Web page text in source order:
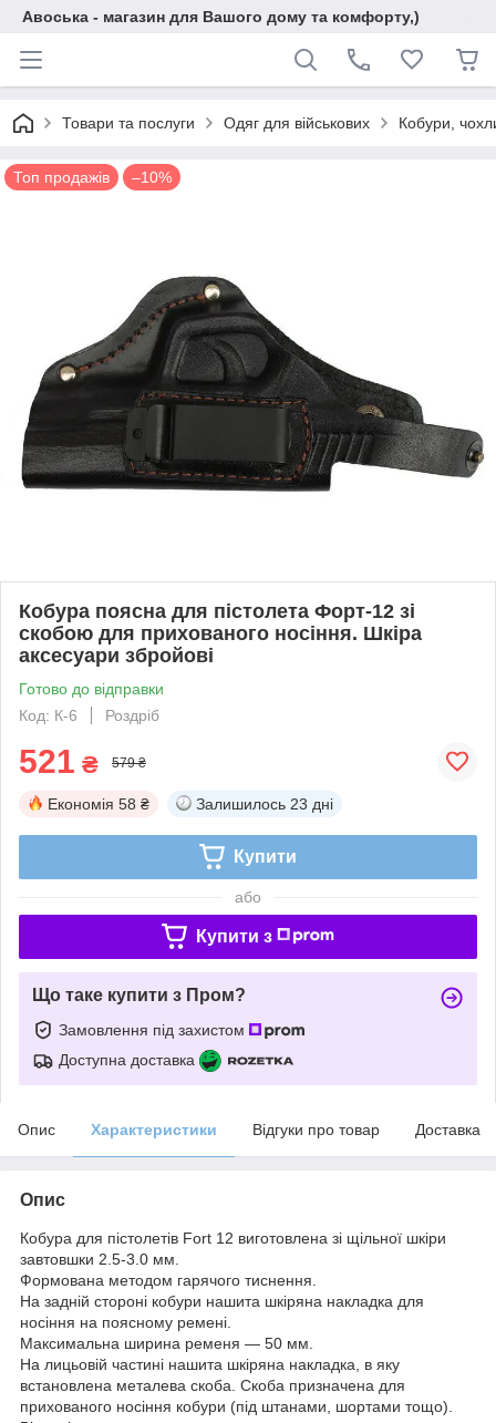
Авоська - магазин для Вашого дому та комфорту,)
Товари та послуги Одяг для військових Кобури,
Топ продажів –10%
Кобура поясна для пістолета Форт-12 зі
скобою для прихованого носіння. Шкіра
аксесуари збройові
Готово до відправки
Код: К-6
Роздріб
521 ₴ 579 ₴
Економія 58 ₴ Залишилось 23 дні
Купити
або
Купити з
Що таке купити з Пром?
Замовлення під захистом
Доступна доставка
Опис Характеристики Відгуки про товар Доставка
Опис
Кобура для пістолетів Fort 12 виготовлена зі щільної шкіри
завтовшки 2.5-3.0 мм.
Формована методом гарячого тиснення.
На задній стороні кобури нашита шкіряна накладка для
носіння на поясному ремені.
Максимальна ширина ременя — 50 мм.
На лицьовій частині нашита шкіряна накладка, в яку
встановлена металева скоба. Скоба призначена для
прихованого носіння кобури (під штанами, шортами тощо).